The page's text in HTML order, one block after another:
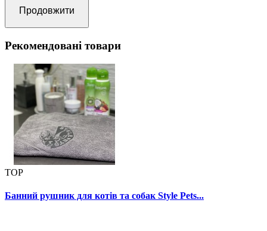
Продовжити
Рекомендовані товари
TOP
Банний рушник для котів та собак Style Pets...